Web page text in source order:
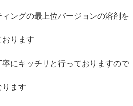
ングの最上位バージョンの溶剤を
おります
にキッチリと行っておりますので
ります